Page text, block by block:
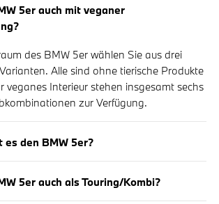
5er auch mit veganer
des BMW 5er wählen Sie aus drei
Alle sind ohne tierische Produkte
veganes Interieur stehen insgesamt sechs
zur Verfügung.
den BMW 5er?
5er auch als Touring/Kombi?